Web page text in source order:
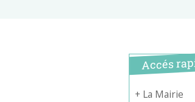
Accés
+ La Mairie